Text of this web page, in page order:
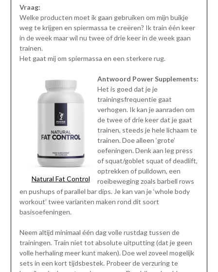
Vraag:
Welke producten moet ik gaan gebruiken om mijn buikje
weg te krijgen en spiermassa te creëren? Ik train één keer
in de week maar wil nu twee of drie keer in de week gaan
trainen.
Het gaat mij om spiermassa en een sterkere rug.
Natural Fat Control
Antwoord Power Supplements:
Het is goed dat je je
trainingsfrequentie gaat
verhogen. Ik kan je aanraden om
de twee of drie keer dat je gaat
trainen, steeds je hele lichaam te
trainen. Doe alleen ‘grote’
oefeningen. Denk aan leg press
of squat/goblet squat of deadlift,
optrekken of pulldown, een
roeibeweging zoals barbell rows
en pushups of parallel bar dips. Je kan van je ‘whole body
workout’ twee varianten maken rond dit soort
basisoefeningen.
Neem altijd minimaal één dag volle rustdag tussen de
trainingen. Train niet tot absolute uitputting (dat je geen
volle herhaling meer kunt maken). Doe wel zoveel mogelijk
sets in een kort tijdsbestek. Probeer de verzuring te